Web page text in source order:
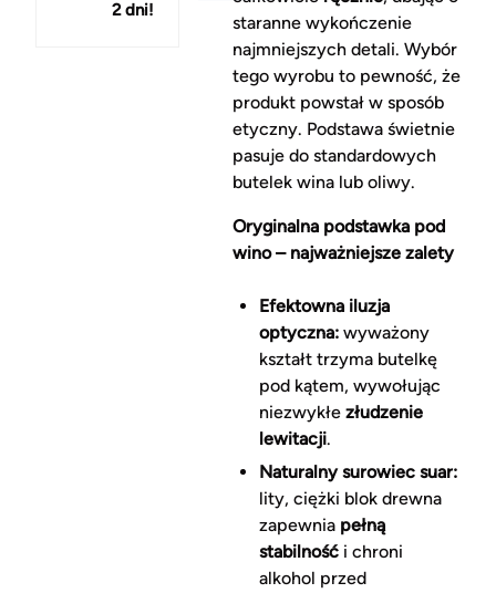
2 dni!
staranne wykończenie
najmniejszych detali. Wybór
tego wyrobu to pewność, że
produkt powstał w sposób
etyczny. Podstawa świetnie
pasuje do standardowych
butelek wina lub oliwy.
Oryginalna podstawka pod
wino – najważniejsze zalety
Efektowna iluzja
optyczna:wyważony
kształt trzyma butelkę
pod kątem, wywołując
niezwykłe złudzenie
lewitacji.
Naturalny surowiec suar:
lity, ciężki blok drewna
zapewnia pełną
stabilnośći chroni
alkohol przed